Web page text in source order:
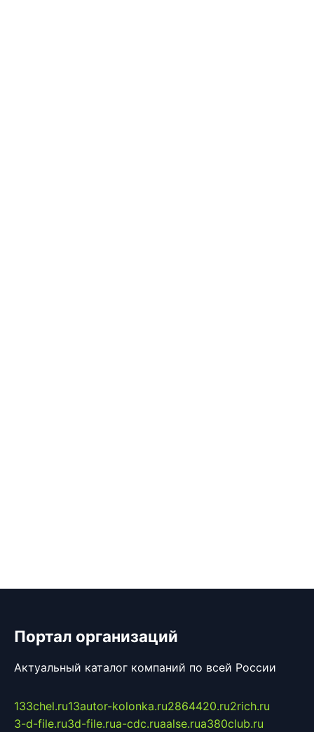
Портал организаций
Актуальный каталог компаний по всей России
133chel.ru13autor-kolonka.ru2864420.ru2rich.ru
3-d-file.ru3d-file.rua-cdc.ruaalse.rua380club.ru